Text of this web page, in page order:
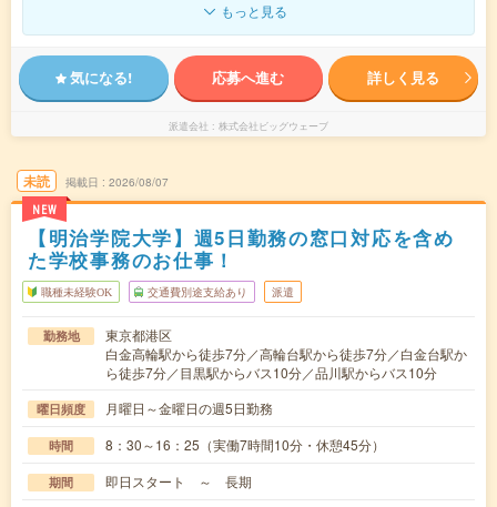
もっと見る
気になる! 応募へ進む 詳しく見る
派遣会社 株式会社ビッグウェーブ
未読
NEW
掲載日 2026/08/07
【明治学院大学】週5日勤務の窓口対応を含め
た学校事務のお仕事！
職種未経験OK 交通費別途支給あり 派遣
勤務地
東京都港区
白金高輪駅から徒歩7分／高輪台駅から徒歩7分／白金台駅か
ら徒歩7分／目黒駅からバス10分／品川駅からバス10分
曜日頻度 月曜日～金曜日の週5日勤務
時間 8：30～16：25（実働7時間10分・休憩45分）
期間 即日スタート ～ 長期